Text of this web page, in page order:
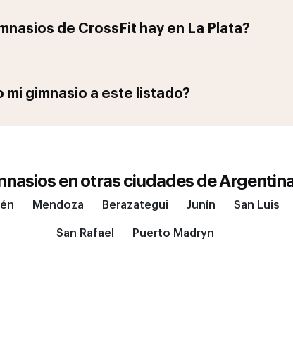
de CrossFit hay en La Plata?
mi gimnasio a este listado?
en otras ciudades de
Mendoza Berazategui Junín San Luis
San Rafael Puerto Madryn